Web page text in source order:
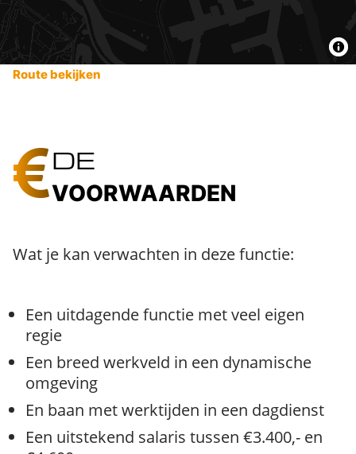
Route bekijken
DE
VOORWAARDEN
Wat je kan verwachten in deze functie:
Een uitdagende functie met veel eigen
regie
Een breed werkveld in een dynamische
omgeving
En baan met werktijden in een dagdienst
Een uitstekend salaris tussen €3.400,- en